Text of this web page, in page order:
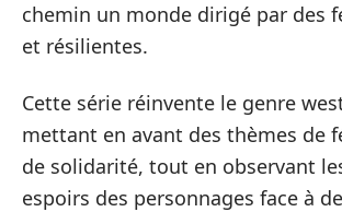
chemin un monde dirigé par des
et résilientes.
Cette série réinvente le genre
mettant en avant des thèmes de
de solidarité, tout en observant
espoirs des personnages face à